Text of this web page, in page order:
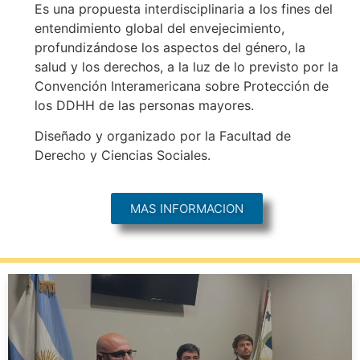
Es una propuesta interdisciplinaria a los fines del
entendimiento global del envejecimiento,
profundizándose los aspectos del género, la
salud y los derechos, a la luz de lo previsto por la
Convención Interamericana sobre Protección de
los DDHH de las personas mayores.
Diseñado y organizado por la Facultad de
Derecho y Ciencias Sociales.
MAS INFORMACION